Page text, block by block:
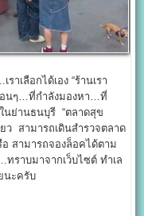
ลือกได้เอง “ร้านเรา
พื่อนๆ…ที่กำลังมองหา…ที่
นย่านธนบุรี “ตลาดสุข
ว สามารถเดินสำรวจตลาด
สามารถจองล็อคได้ตาม
ราบมาจากเว็บไซต์ ทำเล
นะครับ